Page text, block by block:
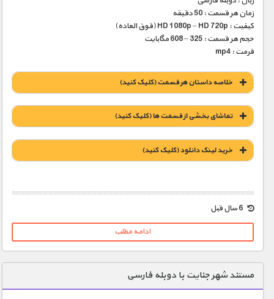
زمان هر قسمت : 50 دقیقه
کیفیت : HD 1080p – HD 720p (فوق العاده)
حجم هر قسمت : 325 – 608 مگابایت
فرمت : mp4
خلاصه داستان هر قسمت (کلیک کنید)
تماشای بخشی از قسمت ها (کلیک کنید)
خريد لينک دانلود (کليک کنيد)
1900 تومان – جنین انسان - بخش 1 (افزودن به سبد خريد)
1900 تومان – جنین انسان - بخش 2 (افزودن به سبد خريد)
1900 تومان – دو قلوهای یکسان (افزودن به سبد خريد)
ادامه مطلب
مستند شهر جنایت با دوبله فارسی